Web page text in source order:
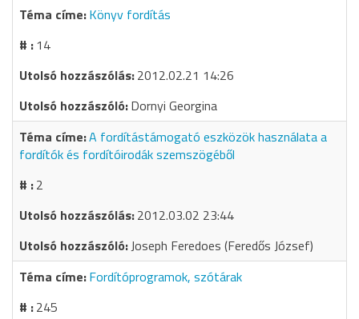
Könyv fordítás
14
2012.02.21 14:26
Dornyi Georgina
A fordítástámogató eszközök használata a
fordítók és fordítóirodák szemszögéből
2
2012.03.02 23:44
Joseph Feredoes (Feredős József)
Fordítóprogramok, szótárak
245